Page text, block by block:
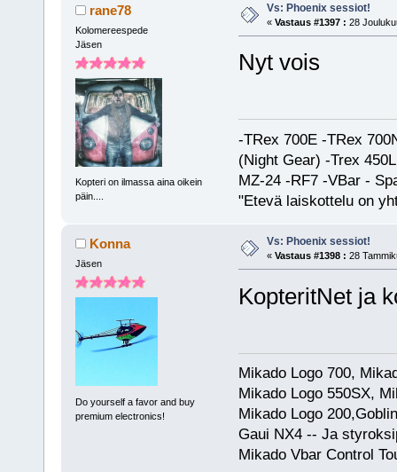
rane78
Kolomereespede
Jäsen
Kopteri on ilmassa aina oikein
päin....
Vs: Phoenix sessiot!
« Vastaus #1397 : 28
Nyt vois
-TRex 700E -TRex
(Night Gear) -Trex
MZ-24 -RF7 -VBar -
"Etevä laiskottelu on
Konna
Jäsen
Do yourself a favor and buy
premium electronics!
Vs: Phoenix sessiot!
« Vastaus #1398 : 28
KopteritNet ja
Mikado Logo 700,
Mikado Logo 550SX,
Mikado Logo
Gaui NX4 -- Ja
Mikado Vbar Control